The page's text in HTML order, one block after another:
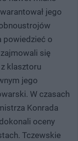
jego
powiedzieć o
się
klasztoru
jego
W czasach
Konrada
oceny
Tczewskie